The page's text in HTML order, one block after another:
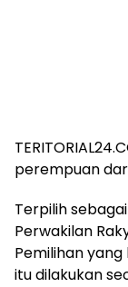
perempuan
Terpilih
Perwakilan
Pemilihan
itu dilakukan